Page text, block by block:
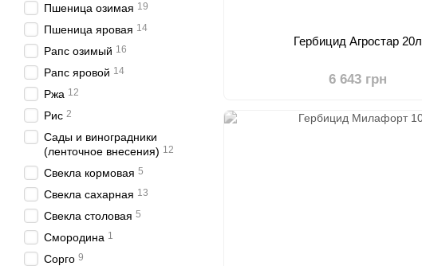
Гербицид Агростар 20л
6 643 грн
Пшеница озимая 19
Пшеница яровая 14
Рапс озимый 16
Рапс яровой 14
Ржа 12
Рис 2
Сады и виноградники
(ленточное внесения) 12
Свекла кормовая 5
Свекла сахарная 13
Свекла столовая 5
Смородина 1
Сорго 9